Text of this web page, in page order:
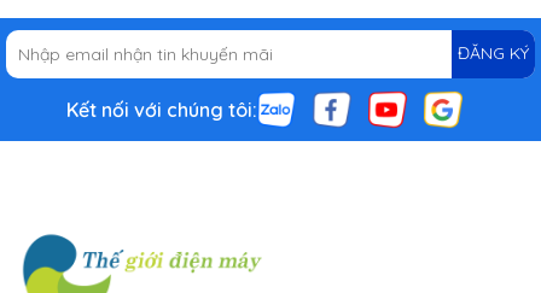
ĐĂNG KÝ
Kết nối với chúng tôi: